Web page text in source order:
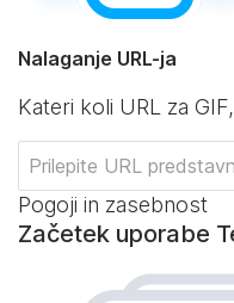
Nalaganje URL-ja
Kateri koli URL za
Pogoji in zasebnost
Začetek uporabe